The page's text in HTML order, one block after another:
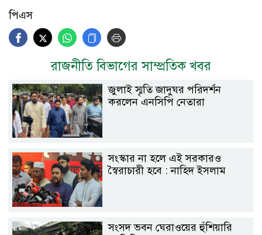
পিএস
রাজনীতি বিভাগের সাম্প্রতিক খবর
জুলাই স্মৃতি জাদুঘর পরিদর্শন
করলেন এনসিপি নেতারা
সংস্কার না হলে এই সরকারও
স্বৈরাচারী হবে : নাহিদ ইসলাম
সংসদ ভবন ঘেরাওয়ের হুঁশিয়ারি